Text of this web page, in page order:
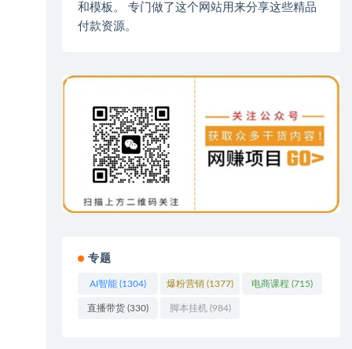
和模板。 专门做了这个网站用来分享这些精品
付款资源。
专题
AI智能 (1304) 爆粉营销 (1377) 电商课程 (715)
直播带货 (330) 脚本挂机(984)